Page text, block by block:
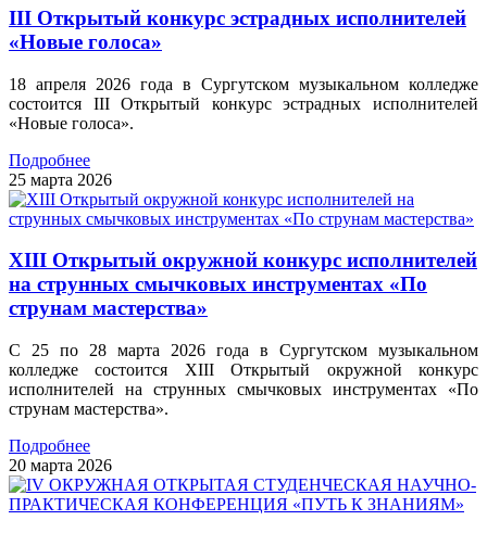
III Открытый конкурс эстрадных исполнителей
«Новые голоса»
18 апреля 2026 года в Сургутском музыкальном колледже
состоится III Открытый конкурс эстрадных исполнителей
«Новые голоса».
Подробнее
25 марта 2026
XIII Открытый окружной конкурс исполнителей
на струнных смычковых инструментах «По
струнам мастерства»
С 25 по 28 марта 2026 года в Сургутском музыкальном
колледже состоится XIII Открытый окружной конкурс
исполнителей на струнных смычковых инструментах «По
струнам мастерства».
Подробнее
20 марта 2026